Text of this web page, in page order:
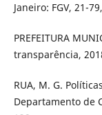
Janeiro: FGV, 21-
PREFEITURA
transparência,
RUA, M. G.
Departamento de